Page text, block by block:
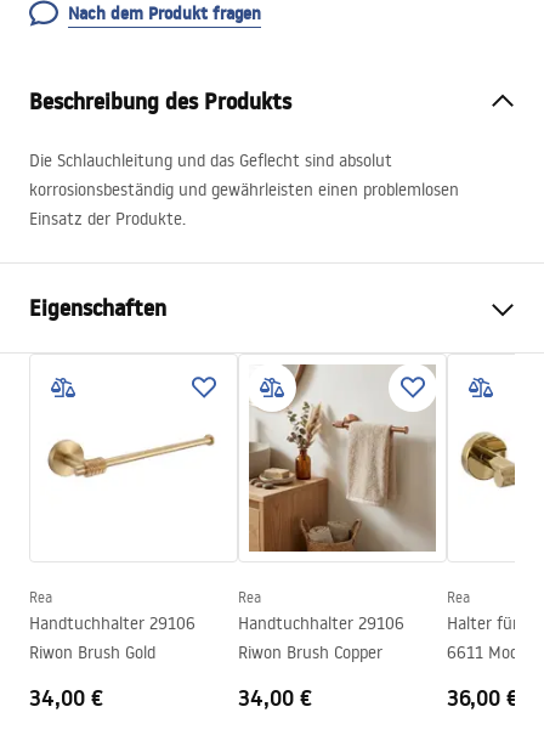
Nach dem Produkt fragen
Beschreibung des Produkts
Die Schlauchleitung und das Geflecht sind absolut
korrosionsbeständig und gewährleisten einen problemlosen
Einsatz der Produkte.
Eigenschaften
Gebürsteter Stahl
Metall
Montageart
Zum Anschrauben
605mm
80mm
Tiefe
50mm
Serie
Garantie
24 monate
Rea
Handtuchhalter 29106
Riwon Brush Gold
34,00 €
Rea
Handtuchhalter 29106
Riwon Brush Copper
34,00 €
Rea
Halter für
6611
36,00 €